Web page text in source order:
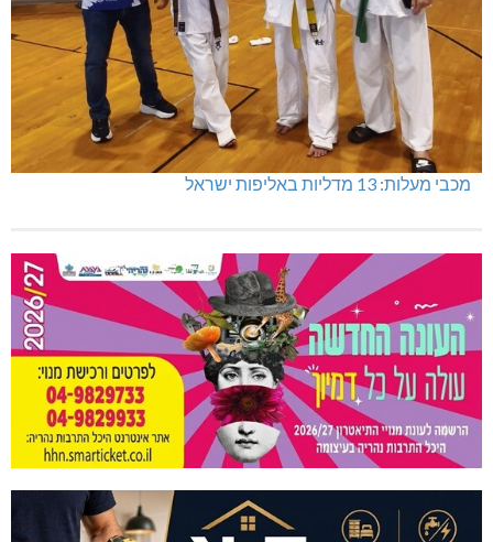
מכבי מעלות: 13 מדליות באליפות ישראל